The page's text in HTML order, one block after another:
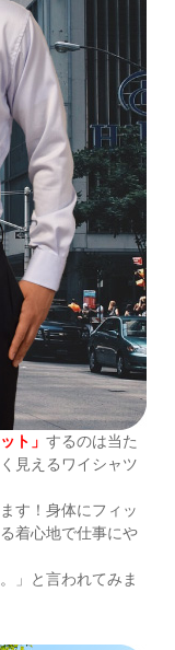
ト」 するのは当た
見えるワイシャツ
す！身体にフィッ
着心地で仕事にや
」と言われてみま